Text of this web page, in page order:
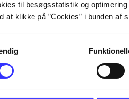
til besøgsstatistik og
at klikke på ”Cookies” i bunden af
...
...